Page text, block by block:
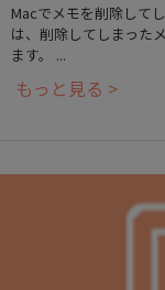
Macでメモを削除して
は、削除してしまった
ます。 ...
もっと見る >